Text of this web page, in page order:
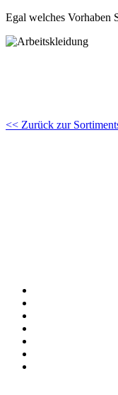
Egal welches Vorhaben
<< Zurück zur